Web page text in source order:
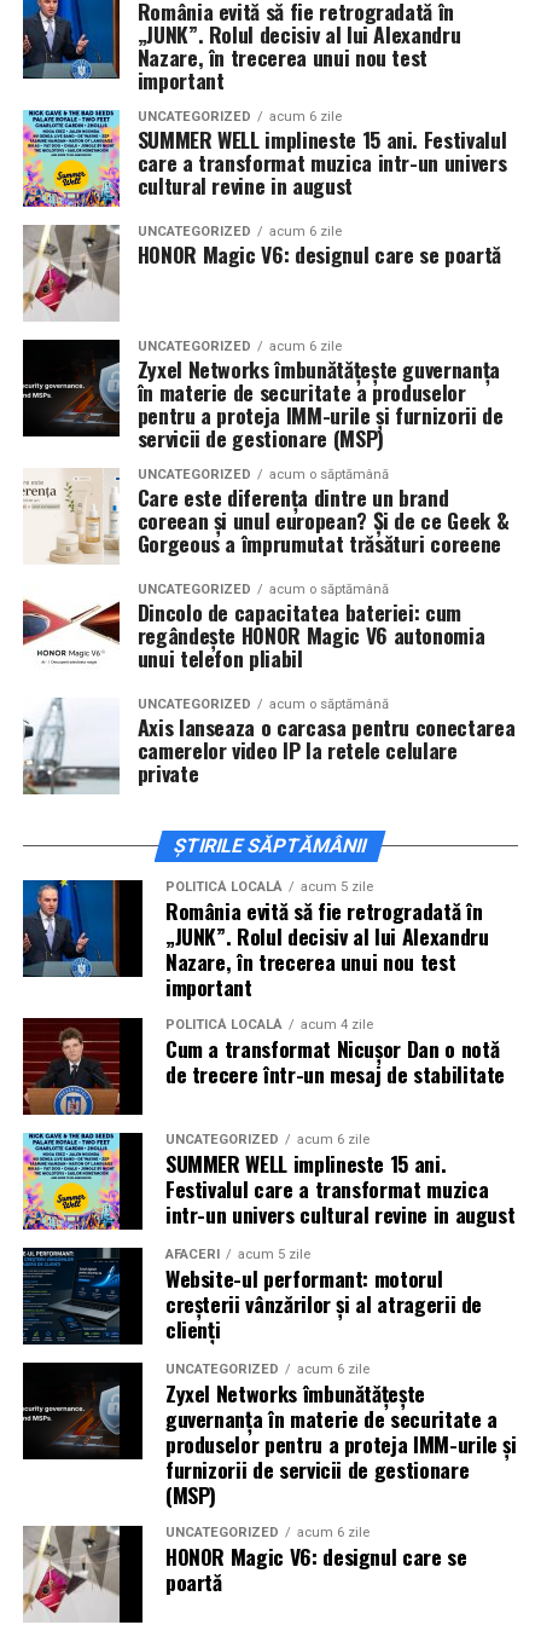
mea”de la Cinema City din City Park Constanța
18:30, unde
regizorul Paul Decu și actrița Azaleea
Necula, originari din Constanța și împrejurimi, vor
prezenta filmul alături de colegii lor
Alexandra Răduță și Gabriel Vatavu.
Cinema City Shopping City Galațiinvită spectatorii
12 februarie de la 18:30
State și Azaleea Necula și regizorul Paul Decu.
Pe 13 februarie la ora 18:30
invitați la proiecția specială din
, alături de regizorulPaul Decuși de
actoriiGabriel Vatavu, Sergiu Costache, Azaleea
Necula, Alexandra Răduță.
De „Ziua Îndrăgostiților”, pe14 februarie, în Cinema
City Iulius Mall Suceava, de la 18:30, spectatorii sunt
invitați la film alături de regizorulPaul Decu și de
actoriiSergiu Costache, Vlad si Oana Gherman,
Alexandra Răduță.
Cineplexx Băneasa Shopping City
București
găzduiește o proiecție specială în prezența
întregii echipe pe15 februarie, de la 17:30.
ÎnCraiova , regizorulPaul Decuși actoriiSergiu
Costache, Azaleea Necula și Oana Gherman
Mall pe 16 februarie de la ora 18:00.
ActoriiVlad Gherman, Oana Gherman și Ioana
Ginghină
vin la întâlnirea cu publicul dinCinema City
Vivo! Pitești pe 17 februarie, de la 18:30și vor
participa la o discuție după proiecție, alături de
Paul Decu.
Caravana„În pielea mea”ajunge laCinema City
Shopping City Ploiești, pe 18 februarie, de la 18:30, la
proiecția specială introdusă de regizorul
alături de actoriiIoana State, Vlad și Oana Gherman,
Azaleea Necula și Gabriel Vatavu.
O comedie actuală și spumoasă, filmul„În pielea
mea”este distribuit de T.R.I.B.E. Films.
TRAILER:https://bit.ly/InPieleaMea
Site oficial:inpieleamea.ro
Mai multe detalii, imagini de la filmări, fragmente din
film, declarații din partea actorilor și informații despre
concursuri sunt disponibile pe paginile social media ale
Facebook,Instagram,TikTok .
Adrian Pădurețu semnează imaginea filmului. De sunet
s-a ocupat Bogdan Ivanovici, de scenografie Anca
Miron, iar de costume Francisca Vass.
România evită să fie retrogradată în
„JUNK”. Rolul decisiv al lui Alexandru
Nazare, în trecerea unui nou test
important
UNCATEGORIZED acum 6 zile
SUMMER WELL implineste 15 ani. Festivalul
care a transformat muzica intr-un univers
cultural revine in august
UNCATEGORIZED acum 6 zile
HONOR Magic V6: designul care se poartă
UNCATEGORIZED acum 6 zile
Zyxel Networks îmbunătățește guvernanța
în materie de securitate a produselor
pentru a proteja IMM-urile și furnizorii de
servicii de gestionare (MSP)
UNCATEGORIZED acum o săptămână
Care este diferența dintre un brand
coreean și unul european? Și de ce Geek &
Gorgeous a împrumutat trăsături coreene
UNCATEGORIZED acum o săptămână
Dincolo de capacitatea bateriei: cum
regândește HONOR Magic V6 autonomia
unui telefon pliabil
UNCATEGORIZED acum o săptămână
Axis lanseaza o carcasa pentru conectarea
camerelor video IP la retele celulare
private
ȘTIRILE SĂPTĂMÂNII
POLITICĂ LOCALĂ acum 5 zile
România evită să fie retrogradată în
„JUNK”. Rolul decisiv al lui Alexandru
Nazare, în trecerea unui nou test
important
POLITICĂ LOCALĂ acum 4 zile
Cum a transformat Nicușor Dan o notă
de trecere într-un mesaj de stabilitate
UNCATEGORIZED acum 6 zile
SUMMER WELL implineste 15 ani.
Festivalul care a transformat muzica
intr-un univers cultural revine in august
AFACERI acum 5 zile
Website-ul performant: motorul
creșterii vânzărilor și al atragerii de
clienți
UNCATEGORIZED acum 6 zile
Zyxel Networks îmbunătățește
guvernanța în materie de securitate a
produselor pentru a proteja IMM-urile și
furnizorii de servicii de gestionare
(MSP)
UNCATEGORIZED acum 6 zile
HONOR Magic V6: designul care se
poartă